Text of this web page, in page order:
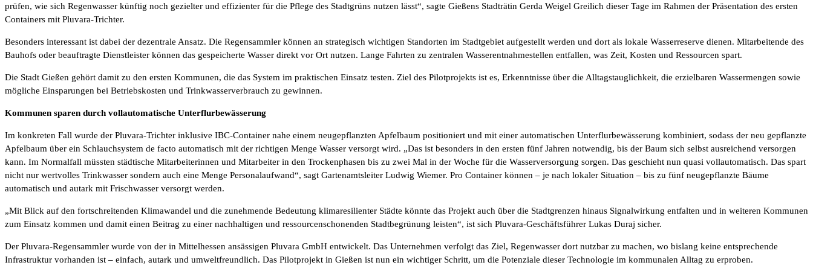
prüfen, wie sich Regenwasser künftig noch gezielter und effizienter für die Pflege des Stadtgrüns nutzen lässt“, sagte Gießens Stadträtin Gerda Weigel Greilich dieser Tage im Rahmen der Präsentation des ersten
Containers mit Pluvara-Trichter.
Besonders interessant ist dabei der dezentrale Ansatz. Die Regensammler können an strategisch wichtigen Standorten im Stadtgebiet aufgestellt werden und dort als lokale Wasserreserve dienen. Mitarbeitende des
Bauhofs oder beauftragte Dienstleister können das gespeicherte Wasser direkt vor Ort nutzen. Lange Fahrten zu zentralen Wasserentnahmestellen entfallen, was Zeit, Kosten und Ressourcen spart.
Die Stadt Gießen gehört damit zu den ersten Kommunen, die das System im praktischen Einsatz testen. Ziel des Pilotprojekts ist es, Erkenntnisse über die Alltagstauglichkeit, die erzielbaren Wassermengen sowie
mögliche Einsparungen bei Betriebskosten und Trinkwasserverbrauch zu gewinnen.
Kommunen sparen durch vollautomatische Unterflurbewässerung
Im konkreten Fall wurde der Pluvara-Trichter inklusive IBC-Container nahe einem neugepflanzten Apfelbaum positioniert und mit einer automatischen Unterflurbewässerung kombiniert, sodass der neu gepflanzte
Apfelbaum über ein Schlauchsystem de facto automatisch mit der richtigen Menge Wasser versorgt wird. „Das ist besonders in den ersten fünf Jahren notwendig, bis der Baum sich selbst ausreichend versorgen
kann. Im Normalfall müssten städtische Mitarbeiterinnen und Mitarbeiter in den Trockenphasen bis zu zwei Mal in der Woche für die Wasserversorgung sorgen. Das geschieht nun quasi vollautomatisch. Das spart
nicht nur wertvolles Trinkwasser sondern auch eine Menge Personalaufwand“, sagt Gartenamtsleiter Ludwig Wiemer. Pro Container können – je nach lokaler Situation – bis zu fünf neugepflanzte Bäume
automatisch und autark mit Frischwasser versorgt werden.
„Mit Blick auf den fortschreitenden Klimawandel und die zunehmende Bedeutung klimaresilienter Städte könnte das Projekt auch über die Stadtgrenzen hinaus Signalwirkung entfalten und in weiteren Kommunen
zum Einsatz kommen und damit einen Beitrag zu einer nachhaltigen und ressourcenschonenden Stadtbegrünung leisten“, ist sich Pluvara-Geschäftsführer Lukas Duraj sicher.
Der Pluvara-Regensammler wurde von der in Mittelhessen ansässigen Pluvara GmbH entwickelt. Das Unternehmen verfolgt das Ziel, Regenwasser dort nutzbar zu machen, wo bislang keine entsprechende
Infrastruktur vorhanden ist – einfach, autark und umweltfreundlich. Das Pilotprojekt in Gießen ist nun ein wichtiger Schritt, um die Potenziale dieser Technologie im kommunalen Alltag zu erproben.